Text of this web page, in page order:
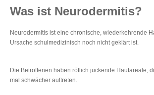
Was ist Neurodermitis?
Neurodermitis ist eine chronische, wiederkehrende
Ursache schulmedizinisch noch nicht geklärt ist.
Die Betroffenen haben rötlich juckende Hautareale,
mal schwächer auftreten.